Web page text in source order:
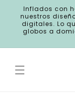
directamente
al contenido
Inflados con
nuestros
digitales. Lo
globos a